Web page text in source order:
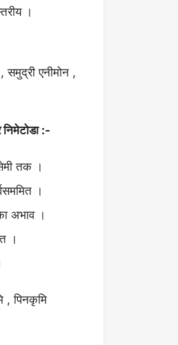
।
, समुद्री एनीमोन ,
:-
तक ।
।
अभाव ।
।
, पिनकृमि